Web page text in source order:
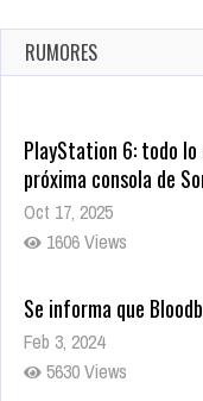
Ago 8, 2021
10005 Views
RUMORES
PlayStation 6: todo lo
próxima consola de
Oct 17, 2025
1606 Views
Se informa que
Feb 3, 2024
5630 Views